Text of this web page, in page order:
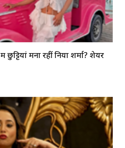
मना रहीं निया शर्मा? शेयर